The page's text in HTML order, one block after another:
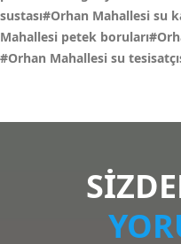
sustası#Orhan Mahallesi su
Mahallesi petek
#Orhan Mahallesi su